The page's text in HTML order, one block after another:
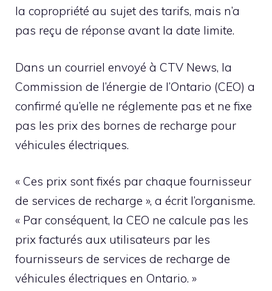
la copropriété au sujet des tarifs, mais n’a
pas reçu de réponse avant la date limite.
Dans un courriel envoyé à CTV News, la
Commission de l’énergie de l’Ontario (CEO) a
confirmé qu’elle ne réglemente pas et ne fixe
pas les prix des bornes de recharge pour
véhicules électriques.
« Ces prix sont fixés par chaque fournisseur
de services de recharge », a écrit l’organisme.
« Par conséquent, la CEO ne calcule pas les
prix facturés aux utilisateurs par les
fournisseurs de services de recharge de
véhicules électriques en Ontario. »